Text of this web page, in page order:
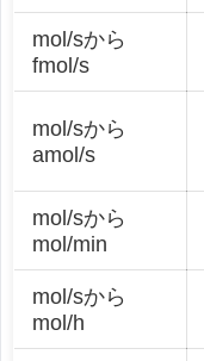
mol/sから
fmol/s
mol/sから
amol/s
mol/sから
mol/min
mol/sから
mol/h